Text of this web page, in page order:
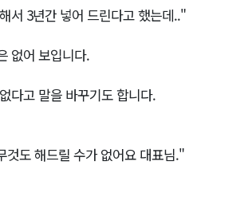
서 3년간 넣어 드린다고 했는데.."
없어 보입니다.
다고 말을 바꾸기도 합니다.
것도 해드릴 수가 없어요 대표님."